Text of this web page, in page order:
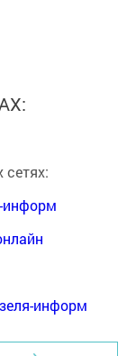
информ
информ